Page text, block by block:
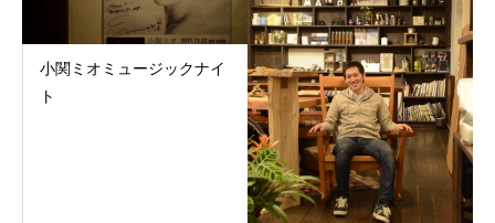
小関ミオミュージックナイ
ト